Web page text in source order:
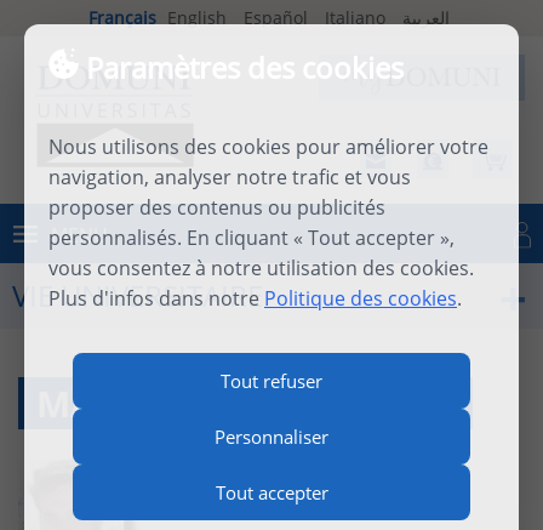
Paramètres des cookies
Nous utilisons des cookies pour améliorer votre
navigation, analyser notre trafic et vous
proposer des contenus ou publicités
personnalisés. En cliquant « Tout accepter »,
vous consentez à notre utilisation des cookies.
Plus d'infos dans notre Politique des cookies.
Tout refuser
Personnaliser
Tout accepter
Français English Español Italiano العربية
MENU Se connecter
VIE UNIVERSITAIRE
MA PASCAL BRÉGNARD